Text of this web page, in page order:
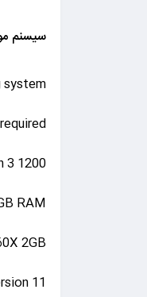
سیسنم
system
3 1200
RAM
2GB
11